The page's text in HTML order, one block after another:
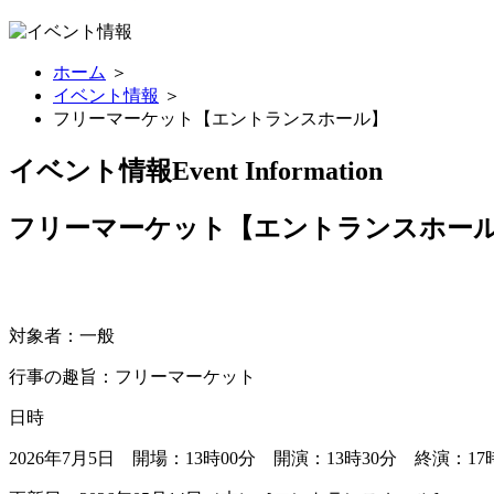
ホーム ＞
イベント情報 ＞
フリーマーケット【エントランスホール】
イベント情報Event Information
フリーマーケット【エントランスホール
対象者：一般
行事の趣旨：フリーマーケット
日時
2026年7月5日 開場：13時00分 開演：13時30分 終演：17